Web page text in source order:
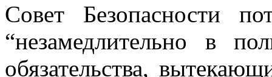
Совет Безопасности
“незамедлительно в
обязательства,